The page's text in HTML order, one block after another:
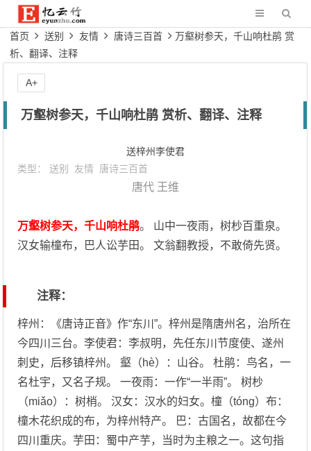
首页 送别 友情 唐诗三百首
万壑树参天，千山响杜鹃 赏
析、翻译、注释
万壑树参天，千山响杜鹃 赏析、翻译、注释
送梓州李使君
类型：送别 友情 唐诗三百首
唐代 王维
万壑树参天，千山响杜鹃。 山中一夜雨，树杪百重泉。
汉女输橦布，巴人讼芋田。 文翁翻教授，不敢倚先贤。
注释：
梓州：《唐诗正音》作“东川”。梓州是隋唐州名，治所在
今四川三台。李使君：李叔明，先任东川节度使、遂州
刺史，后移镇梓州。 壑（hè）：山谷。 杜鹃：鸟名，一
名杜宇，又名子规。 一夜雨：一作“一半雨”。 树杪
（miǎo）：树梢。 汉女：汉水的妇女。橦（tóng）布：
橦木花织成的布，为梓州特产。 巴：古国名，故都在今
四川重庆。芋田：蜀中产芋，当时为主粮之一。这句指
A+